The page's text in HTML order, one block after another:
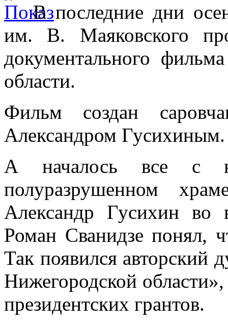
В последние дни
им. В. Маяковского
документального
области.
Фильм создан
Александром Гусихиным.
А началось все с
полуразрушенном
Александр Гусихин во
Роман Сванидзе понял,
Так появился авторский
Нижегородской
президентских грантов.